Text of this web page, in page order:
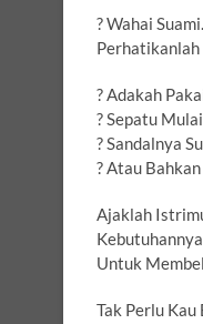
? Wahai
? Adakah
? Sepatu
? Sandalnya
? Atau
Ajaklah
Untuk
Tak Perlu